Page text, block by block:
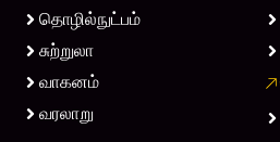
தொழில்நுட்பம்
சுற்றுலா
வாகனம்
வரலாறு